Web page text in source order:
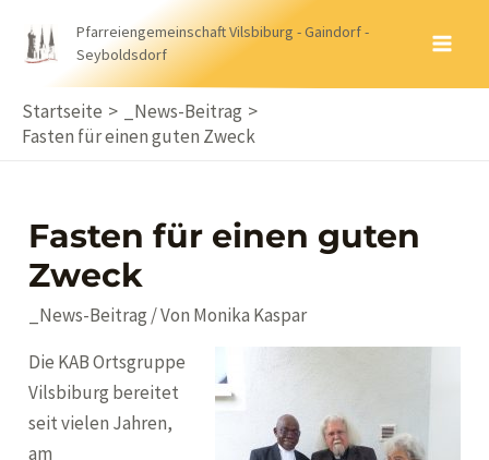
Inhalt
Pfarreiengemeinschaft Vilsbiburg - Gaindorf -
Seyboldsdorf
Startseite
_News-Beitrag
Fasten für einen guten Zweck
Fasten für einen guten
Zweck
_News-Beitrag / Von Monika Kaspar
Die KAB Ortsgruppe
Vilsbiburg bereitet
seit vielen Jahren,
am